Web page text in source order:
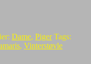
Dame, Piger Tags:
, Vinterstøvle